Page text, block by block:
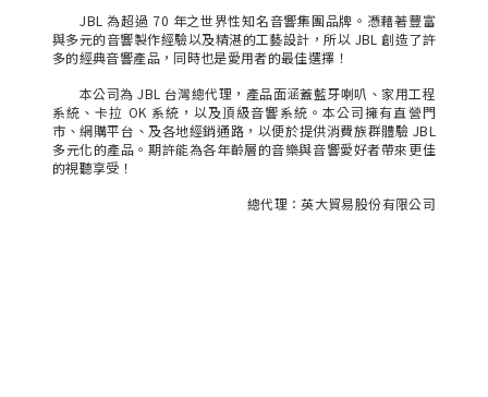
JBL 為超過 70 年之世界性知名音響集團品牌。憑藉著豐富
與多元的音響製作經驗以及精湛的工藝設計，所以 JBL 創造了許
多的經典音響產品，同時也是愛用者的最佳選擇！
本公司為 JBL 台灣總代理，產品面涵蓋藍牙喇叭、家用工程
系統、卡拉 OK 系統，以及頂級音響系統。本公司擁有直營門
市、網購平台、及各地經銷通路，以便於提供消費族群體驗 JBL
多元化的產品。期許能為各年齡層的音樂與音響愛好者帶來更佳
的視聽享受！
總代理：英大貿易股份有限公司